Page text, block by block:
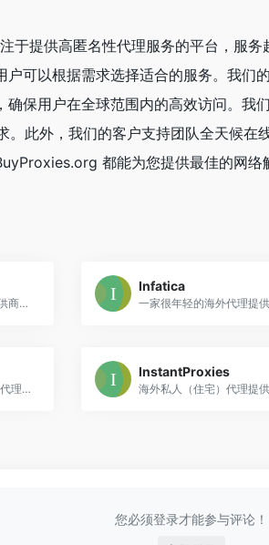
于提供高匿名性代理服务的平台，服
户可以根据需求选择适合的服务。我们
确保用户在全球范围内的高效访问。我
。此外，我们的客户支持团队全天候在
都能为您提供最佳的网络
一家海外HTTP代理提供商，提供快速愉快的全天候支持、快速代理、无线带宽以及1Gbps的服务器。
Infatica
一家海外的私有和共享代理提供商，以一流的客户服务和市场上最具竞争力的价格为特色
InstantProxies
您必须登录才能参与评论！